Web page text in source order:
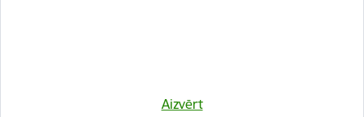
Aizvērt